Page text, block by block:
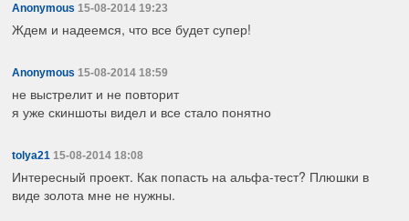
Anonymous 15-08-2014 19:23
Ждем и надеемся, что все будет супер!
Anonymous 15-08-2014 18:59
не выстрелит и не повторит
я уже скиншоты видел и все стало понятно
tolya21 15-08-2014 18:08
Интересный проект. Как попасть на альфа-тест? Плюшки в
виде золота мне не нужны.